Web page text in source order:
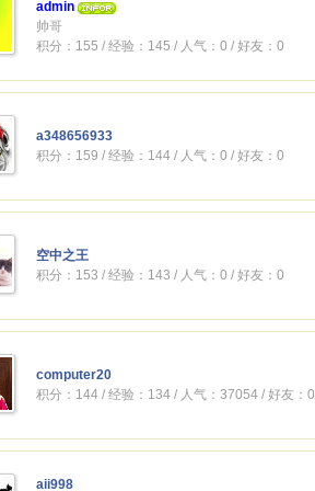
admin
帅哥
积分：155 / 经验：145 / 人气：0 / 好友：0
a348656933
积分：159 / 经验：144 / 人气：0 / 好友：0
空中之王
积分：153 / 经验：143 / 人气：0 / 好友：0
computer20
积分：144 / 经验：134 / 人气：37054 / 好友：0
aii998